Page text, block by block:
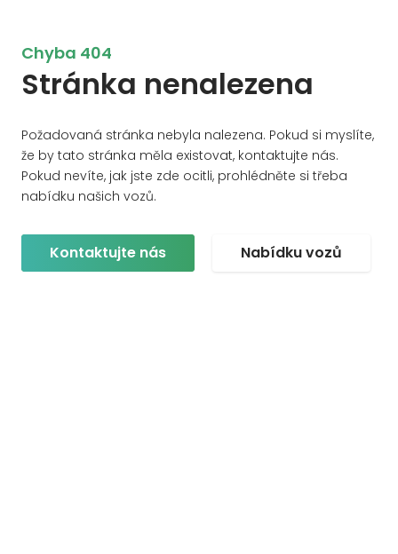
Chyba 404
Stránka nenalezena
Požadovaná stránka nebyla nalezena. Pokud si myslíte,
že by tato stránka měla existovat, kontaktujte nás.
Pokud nevíte, jak jste zde ocitli, prohlédněte si třeba
nabídku našich vozů.
Kontaktujte nás Nabídku vozů